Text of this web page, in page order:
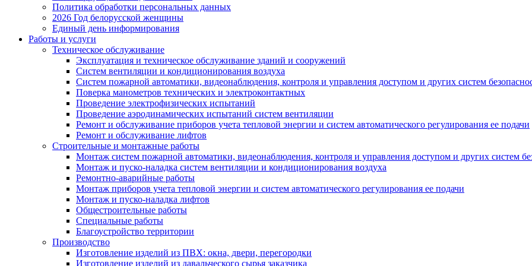
Политика обработки персональных данных
2026 Год белорусской женщины
Единый день информирования
Работы и услуги
Техническое обслуживание
Эксплуатация и техническое обслуживание зданий и сооружений
Систем вентиляции и кондиционирования воздуха
Систем пожарной автоматики, видеонаблюдения, контроля и управления доступом и других систем
Поверка манометров технических и электроконтактных
Проведение электрофизических испытаний
Проведение аэродинамических испытаний систем вентиляции
Ремонт и обслуживание приборов учета тепловой энергии и систем автоматического регулирования ее подачи
Ремонт и обслуживание лифтов
Строительные и монтажные работы
Монтаж систем пожарной автоматики, видеонаблюдения, контроля и управления доступом и других систем
Монтаж и пуско-наладка систем вентиляции и кондиционирования воздуха
Ремонтно-аварийные работы
Монтаж приборов учета тепловой энергии и систем автоматического регулирования ее подачи
Монтаж и пуско-наладка лифтов
Общестроительные работы
Специальные работы
Благоустройство территории
Производство
Изготовление изделий из ПВХ: окна, двери, перегородки
Изготовление изделий из давальческого сырья заказчика